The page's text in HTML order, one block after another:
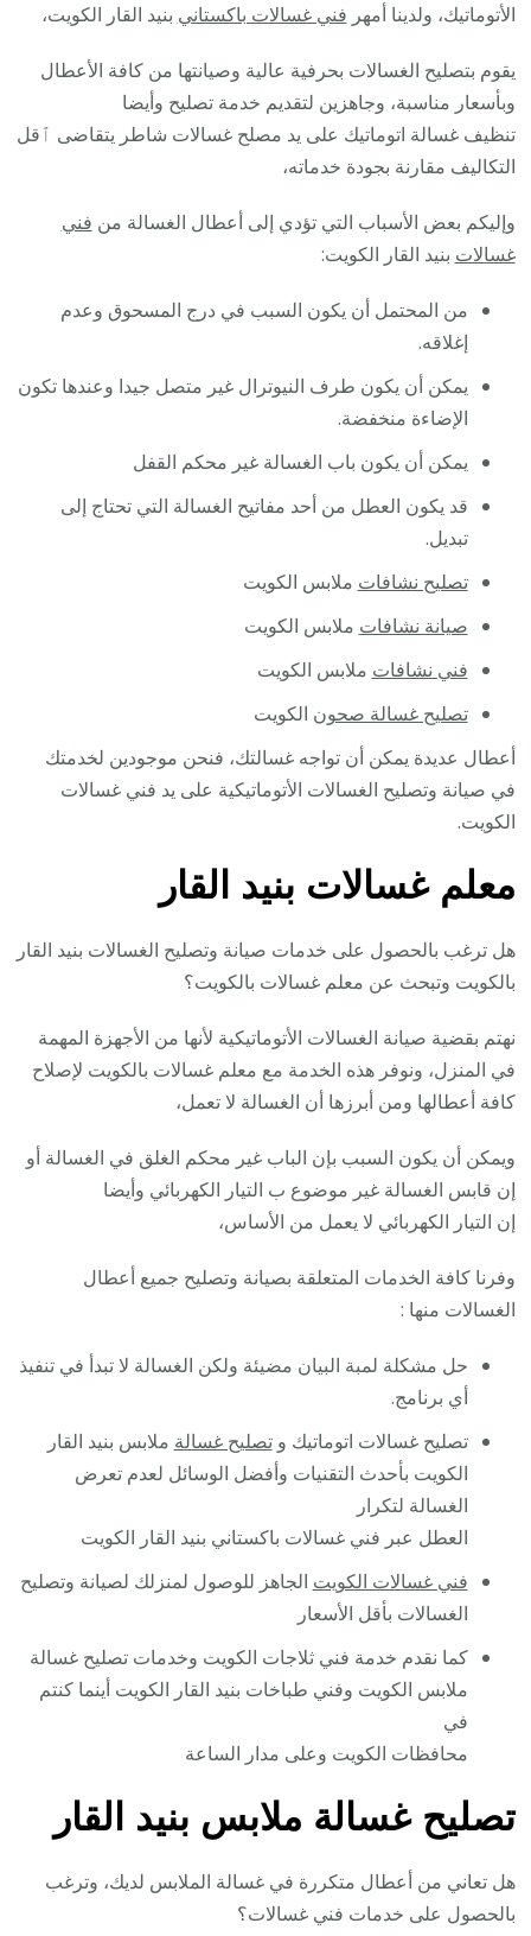
الأتوماتيك، ولدينا أمهر فني غسالات باكستاني بنيد القار الكويت،
يقوم بتصليح الغسالات بحرفية عالية وصيانتها من كافة الأعطال
وبأسعار مناسبة، وجاهزين لتقديم خدمة تصليح وأيضا
تنظيف غسالة اتوماتيك على يد مصلح غسالات شاطر يتقاضى ٱقل
التكاليف مقارنة بجودة خدماته،
وإليكم بعض الأسباب التي تؤدي إلى أعطال الغسالة من فني
غسالات بنيد القار الكويت:
من المحتمل أن يكون السبب في درج المسحوق وعدم
إغلاقه.
يمكن أن يكون طرف النيوترال غير متصل جيدا وعندها تكون
الإضاءة منخفضة.
يمكن أن يكون باب الغسالة غير محكم القفل
قد يكون العطل من أحد مفاتيح الغسالة التي تحتاج إلى
تبديل.
تصليح نشافات ملابس الكويت
صيانة نشافات ملابس الكويت
فني نشافات ملابس الكويت
تصليح غسالة صحون الكويت
أعطال عديدة يمكن أن تواجه غسالتك، فنحن موجودين لخدمتك
في صيانة وتصليح الغسالات الأتوماتيكية على يد فني غسالات
الكويت.
معلم غسالات بنيد القار
هل ترغب بالحصول على خدمات صيانة وتصليح الغسالات بنيد القار
بالكويت وتبحث عن معلم غسالات بالكويت؟
نهتم بقضية صيانة الغسالات الأتوماتيكية لأنها من الأجهزة المهمة
في المنزل، ونوفر هذه الخدمة مع معلم غسالات بالكويت لإصلاح
كافة أعطالها ومن أبرزها أن الغسالة لا تعمل،
ويمكن أن يكون السبب بإن الباب غير محكم الغلق في الغسالة أو
إن قابس الغسالة غير موضوع ب التيار الكهربائي وأيضا
إن التيار الكهربائي لا يعمل من الأساس،
وفرنا كافة الخدمات المتعلقة بصيانة وتصليح جميع أعطال
الغسالات منها :
حل مشكلة لمبة البيان مضيئة ولكن الغسالة لا تبدأ في تنفيذ
أي برنامج.
تصليح غسالات اتوماتيك وتصليح غسالة ملابس بنيد القار
الكويت بأحدث التقنيات وأفضل الوسائل لعدم تعرض
الغسالة لتكرار
العطل عبر فني غسالات باكستاني بنيد القار الكويت
فني غسالات الكويت الجاهز للوصول لمنزلك لصيانة وتصليح
الغسالات بأقل الأسعار
كما نقدم خدمة فني ثلاجات الكويت وخدمات تصليح غسالة
ملابس الكويت وفني طباخات بنيد القار الكويت أينما كنتم
في
محافظات الكويت وعلى مدار الساعة
تصليح غسالة ملابس بنيد القار
هل تعاني من أعطال متكررة في غسالة الملابس لديك، وترغب
بالحصول على خدمات فني غسالات؟